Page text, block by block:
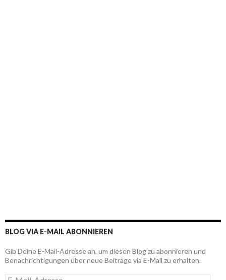
BLOG VIA E-MAIL ABONNIEREN
Gib Deine E-Mail-Adresse an, um diesen Blog zu abonnieren und
Benachrichtigungen über neue Beiträge via E-Mail zu erhalten.
E